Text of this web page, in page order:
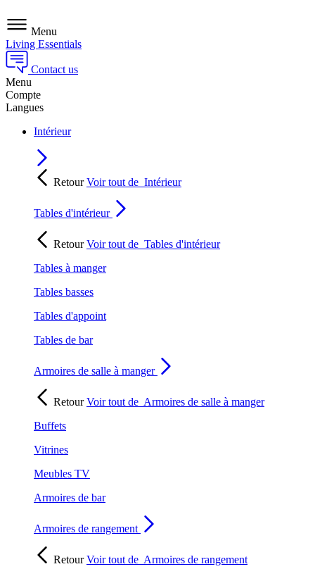
Menu
Living Essentials
Contact us
Menu
Compte
Langues
Intérieur
RetourVoir tout de Intérieur
Tables d'intérieur
RetourVoir tout de Tables d'intérieur
Tables à manger
Tables basses
Tables d'appoint
Tables de bar
Armoires de salle à manger
RetourVoir tout de Armoires de salle à manger
Buffets
Vitrines
Meubles TV
Armoires de bar
Armoires de rangement
RetourVoir tout de Armoires de rangement